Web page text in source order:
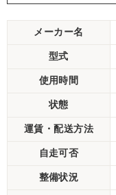
メーカー名
型式
使用時間
状態
運賃・配送方法
自走可否
整備状況